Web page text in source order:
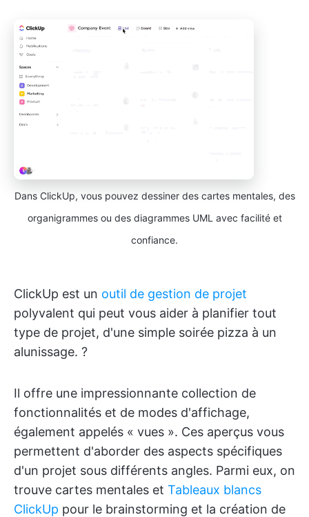
Dans ClickUp, vous pouvez dessiner des cartes mentales, des
organigrammes ou des diagrammes UML avec facilité et
confiance.
ClickUp est un outil de gestion de projet
polyvalent qui peut vous aider à planifier tout
type de projet, d'une simple soirée pizza à un
alunissage. ?
Il offre une impressionnante collection de
fonctionnalités et de modes d'affichage,
également appelés « vues ». Ces aperçus vous
permettent d'aborder des aspects spécifiques
d'un projet sous différents angles. Parmi eux, on
trouve cartes mentales et Tableaux blancs
ClickUp pour le brainstorming et la création de